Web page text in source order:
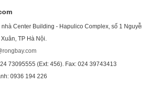
nhà Center Building - Hapulico Complex, số 1
TP Hà Nội.
73095555 (Ext: 456). Fax: 024 39743413
0936 194 226